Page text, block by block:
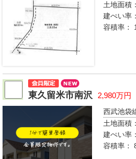
土地面積
建ぺい率
容積率：
東久留米市南沢 2,980万円
西武池袋
土地面積：
建ぺい率
容積率：